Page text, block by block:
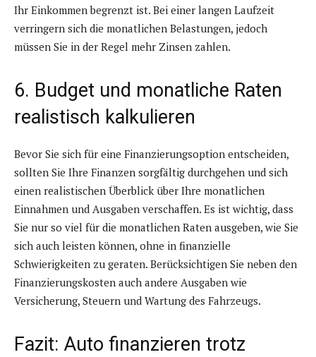
Ihr Einkommen begrenzt ist. Bei einer langen Laufzeit
verringern sich die monatlichen Belastungen, jedoch
müssen Sie in der Regel mehr Zinsen zahlen.
6. Budget und monatliche Raten
realistisch kalkulieren
Bevor Sie sich für eine Finanzierungsoption entscheiden,
sollten Sie Ihre Finanzen sorgfältig durchgehen und sich
einen realistischen Überblick über Ihre monatlichen
Einnahmen und Ausgaben verschaffen. Es ist wichtig, dass
Sie nur so viel für die monatlichen Raten ausgeben, wie Sie
sich auch leisten können, ohne in finanzielle
Schwierigkeiten zu geraten. Berücksichtigen Sie neben den
Finanzierungskosten auch andere Ausgaben wie
Versicherung, Steuern und Wartung des Fahrzeugs.
Fazit: Auto finanzieren trotz